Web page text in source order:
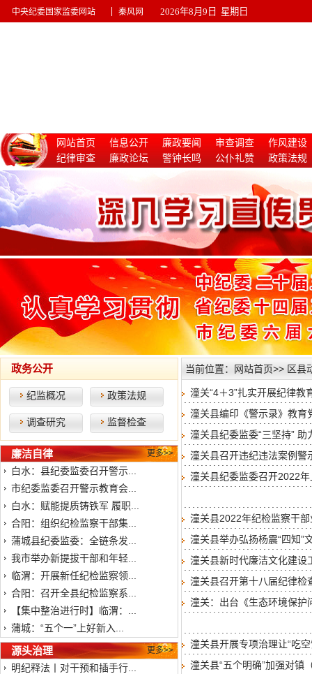
中央纪委国家监委网站 秦风网 2026年8月9日 星期日
网站首页 信息公开 廉政要闻 审查调查
作风建设
纪律审查
廉政论坛 警钟长鸣 公仆礼赞
政策法规
政务公开
纪监概况 政策法规
调查研究 监督检查
更多>>
廉洁自律
白水：县纪委监委召开警示...
市纪委监委召开警示教育会...
白水：赋能提质铸铁军 履职...
合阳：组织纪检监察干部集...
蒲城县纪委监委：全链条发...
我市举办新提拔干部和年轻...
临渭：开展新任纪检监察领...
合阳：召开全县纪检监察系...
【集中整治进行时】临渭：...
蒲城：“五个一”上好新入...
更多>>
源头治理
明纪释法丨对干预和插手行...
当前位置： 网站首页>> 区县
潼关“4＋3”扎实开展纪律教
潼关县编印《警示录》教育
潼关县纪委监委“三坚持”
潼关县召开违纪违法案例警
潼关县纪委监委召开2022
潼关县2022年纪检监察干
潼关县举办弘扬杨震“四知”
潼关县新时代廉洁文化建设
潼关县召开第十八届纪律检
潼关：出台《生态环境保护
潼关县开展专项治理让“吃空
潼关县“五个明确”加强对镇